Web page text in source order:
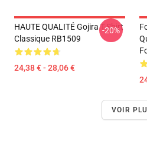
HAUTE QUALITÉ Gojira T-Shirt
Classique RB1509
24,38 € - 28,06 €
-20%
VOIR